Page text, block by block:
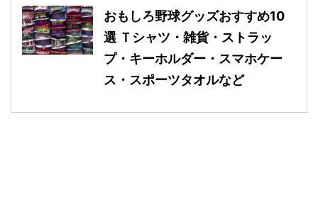
おもしろ野球グッズおすすめ10
選 Ｔシャツ・雑貨・ストラッ
プ・キーホルダー・スマホケー
ス・スポーツタオルなど